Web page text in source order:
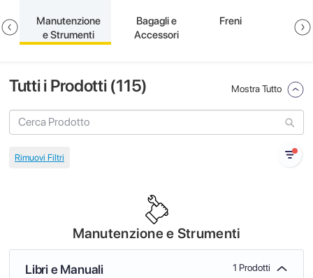
Manutenzione
e Strumenti
Bagagli e
Accessori
Freni
Tutti i Prodotti (115) Mostra Tutto
Manutenzione e Strumenti
Libri e Manuali 1 Prodotti